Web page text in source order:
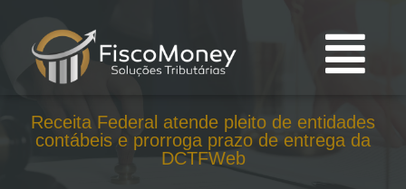
Receita Federal atende pleito de entidades
contábeis e prorroga prazo de entrega da
DCTFWeb